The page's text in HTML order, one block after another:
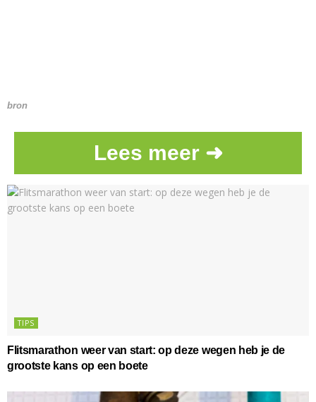
bron
Lees meer ➜
TIPS
Flitsmarathon weer van start: op deze wegen heb je de
grootste kans op een boete